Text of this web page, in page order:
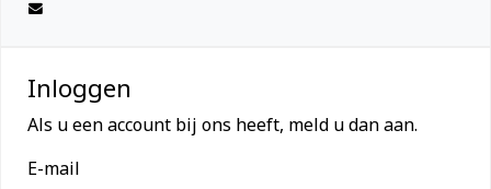
Inloggen
Als u een account bij ons heeft, meld u dan aan.
E-mail